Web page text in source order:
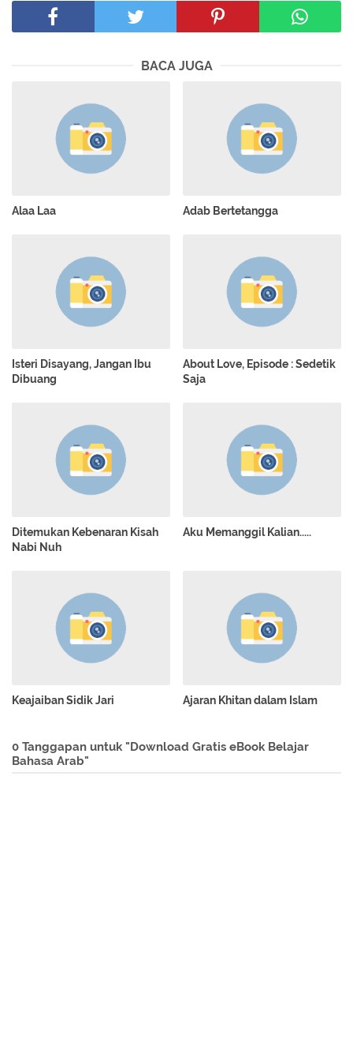
BACA JUGA
Alaa Laa Adab Bertetangga
Isteri Disayang, Jangan Ibu
Dibuang
About Love, Episode : Sedetik
Saja
Ditemukan Kebenaran Kisah
Nabi Nuh
Aku Memanggil Kalian.....
Keajaiban Sidik Jari Ajaran Khitan dalam Islam
0 Tanggapan untuk "Download Gratis eBook Belajar
Bahasa Arab"